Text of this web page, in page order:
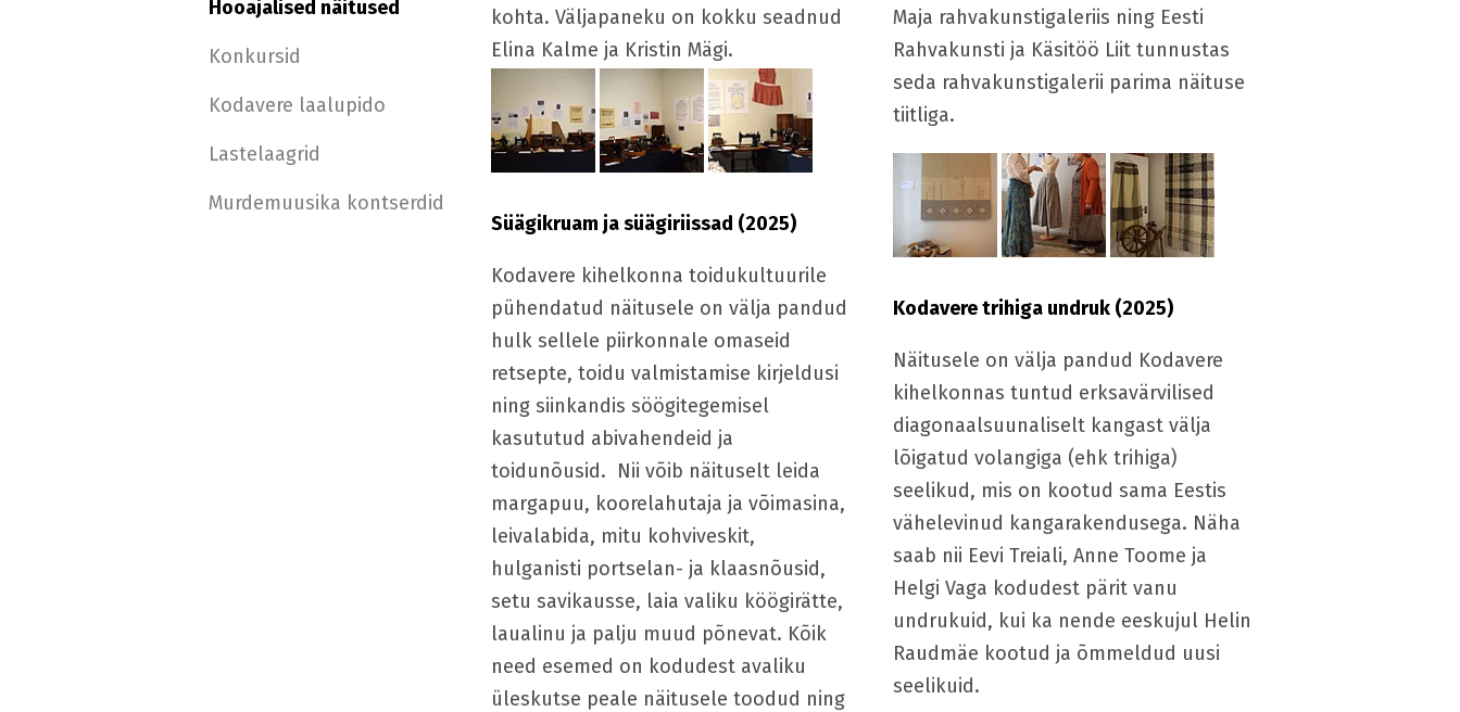
Hooajalised näitused
Konkursid
Kodavere laalupido
Lastelaagrid
Murdemuusika kontserdid
kohta. Väljapaneku on kokku seadnud
Elina Kalme ja Kristin Mägi.
Süägikruam ja süägiriissad (2025)
Kodavere kihelkonna toidukultuurile
pühendatud näitusele on välja pandud
hulk sellele piirkonnale omaseid
retsepte, toidu valmistamise kirjeldusi
ning siinkandis söögitegemisel
kasututud abivahendeid ja
toidunõusid. Nii võib näituselt leida
margapuu, koorelahutaja ja võimasina,
leivalabida, mitu kohviveskit,
hulganisti portselan- ja klaasnõusid,
setu savikausse, laia valiku köögirätte,
laualinu ja palju muud põnevat. Kõik
need esemed on kodudest avaliku
üleskutse peale näitusele toodud ning
Maja rahvakunstigaleriis ning Eesti
Rahvakunsti ja Käsitöö Liit tunnustas
seda rahvakunstigalerii parima näituse
tiitliga.
Kodavere trihiga undruk (2025)
Näitusele on välja pandud Kodavere
kihelkonnas tuntud erksavärvilised
diagonaalsuunaliselt kangast välja
lõigatud volangiga (ehk trihiga)
seelikud, mis on kootud sama Eestis
vähelevinud kangarakendusega. Näha
saab nii Eevi Treiali, Anne Toome ja
Helgi Vaga kodudest pärit vanu
undrukuid, kui ka nende eeskujul Helin
Raudmäe kootud ja õmmeldud uusi
seelikuid.